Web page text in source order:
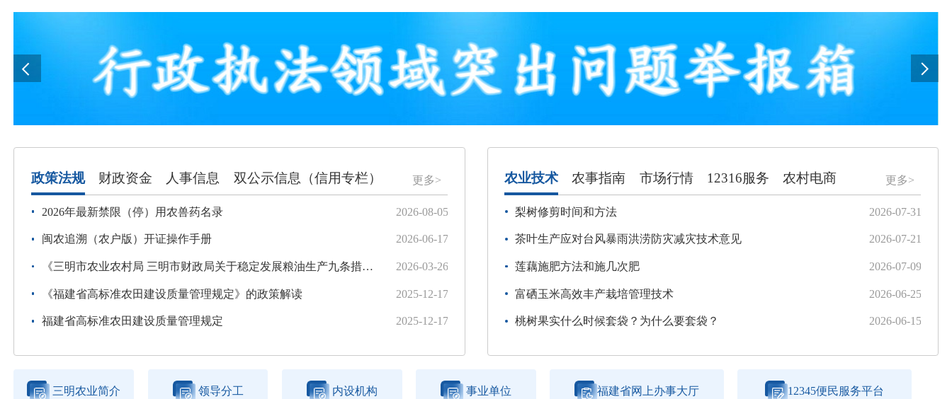
政策法规 财政资金 人事信息 双公示信息（信用专栏） 更多>
2026年最新禁限（停）用农兽药名录 2026-08-05
闽农追溯（农户版）开证操作手册 2026-06-17
《三明市农业农村局 三明市财政局关于稳定发展粮油生产九条措施的通知》政策解读 2026-03-26
《福建省高标准农田建设质量管理规定》的政策解读 2025-12-17
福建省高标准农田建设质量管理规定 2025-12-17
种子项目实施情况公开（2026年6月）
关于2026年市级农垦专项经费分配的公示
种子项目实施情况公开（2026年5月）
政策公开情况表（截止2026年5月信息公开）
2026年三明市农产品食品检验员职业技能竞赛试剂耗材采购询价公告
中共三明市农
中共三明市农
关于报送2025
中共三明市农
中共三明市农
农业技术 农事指南 市场行情 12316服务 农村电商 更多>
梨树修剪时间和方法 2026-07-31
茶叶生产应对台风暴雨洪涝防灾减灾技术意见 2026-07-21
莲藕施肥方法和施几次肥 2026-07-09
富硒玉米高效丰产栽培管理技术 2026-06-25
桃树果实什么时候套袋？为什么要套袋？ 2026-06-15
三明农业简介 领导分工 内设机构 事业单位 福建省网上办事大厅 12345便民服务平台